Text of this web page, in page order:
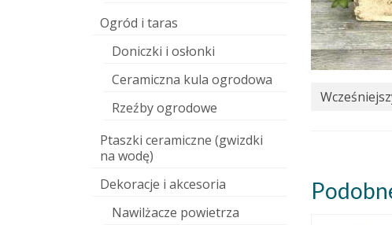
Ogród i taras
Doniczki i osłonki
Ceramiczna kula ogrodowa
Rzeźby ogrodowe
Ptaszki ceramiczne (gwizdki
na wodę)
Dekoracje i akcesoria
Nawilżacze powietrza